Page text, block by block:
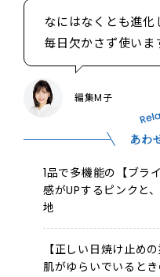
なにはなくとも進化
毎日欠かさず使いま
編集M子
あわ
1品で多機能の【ブラ
感がUPするピンクと
地
【正しい日焼け止め
肌がゆらいでいると